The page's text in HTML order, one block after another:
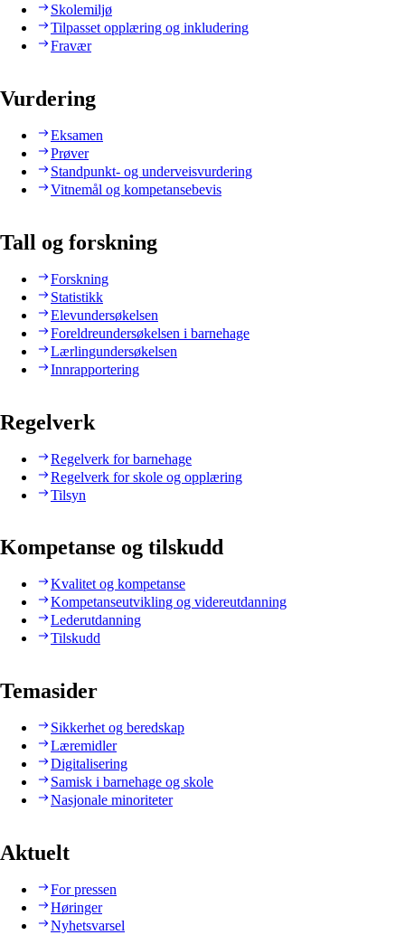
Skolemiljø
Tilpasset opplæring og inkludering
Fravær
Vurdering
Eksamen
Prøver
Standpunkt- og underveisvurdering
Vitnemål og kompetansebevis
Tall og forskning
Forskning
Statistikk
Elevundersøkelsen
Foreldreundersøkelsen i barnehage
Lærlingundersøkelsen
Innrapportering
Regelverk
Regelverk for barnehage
Regelverk for skole og opplæring
Tilsyn
Kompetanse og tilskudd
Kvalitet og kompetanse
Kompetanseutvikling og videreutdanning
Lederutdanning
Tilskudd
Temasider
Sikkerhet og beredskap
Læremidler
Digitalisering
Samisk i barnehage og skole
Nasjonale minoriteter
Aktuelt
For pressen
Høringer
Nyhetsvarsel